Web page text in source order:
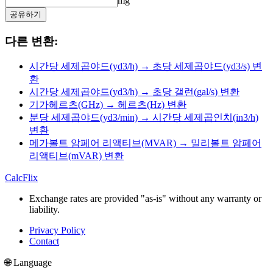
공유하기
다른 변환:
시간당 세제곱야드(yd3/h) → 초당 세제곱야드(yd3/s) 변
환
시간당 세제곱야드(yd3/h) → 초당 갤런(gal/s) 변환
기가헤르츠(GHz) → 헤르츠(Hz) 변환
분당 세제곱야드(yd3/min) → 시간당 세제곱인치(in3/h)
변환
메가볼트 암페어 리액티브(MVAR) → 밀리볼트 암페어
리액티브(mVAR) 변환
CalcFlix
Exchange rates are provided "as-is" without any warranty or
liability.
Privacy Policy
Contact
🌐 Language